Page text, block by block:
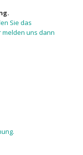
Sie das
melden uns dann